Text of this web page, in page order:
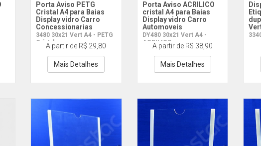
Porta Aviso PETG
Cristal A4 para Baias
Display vidro Carro
Concessionarias
3480 30x21 Vert A4 - PETG
CristalA partir de R$ 29,80
Mais Detalhes
Porta Aviso ACRILICO
cristal A4 para Baias
Display vidro Carro
Automoveis
DY480 30x21 Vert A4 -
ACRILICO
A partir de R$ 38,90
Mais Detalhes